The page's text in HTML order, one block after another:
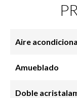
Aire
Amueblado
Doble